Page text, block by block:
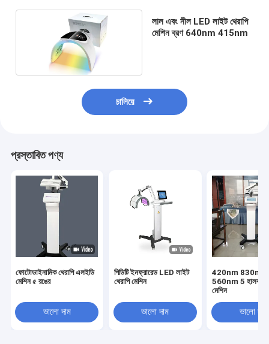
লাল এবং নীল LED লাইট থেরাপি
মেশিন ব্রণ 640nm 415nm
চালিয়ে
প্রস্তাবিত পণ্য
ফোটোডাইনামিক থেরাপি এলইডি
মেশিন ৫ রঙের
ভালো দাম
পিডিটি ইনফ্রারেড LED লাইট
থেরাপি মেশিন
ভালো দাম
420nm 830nm
560nm 5 হালকা
মেশিন
ভালো দাম